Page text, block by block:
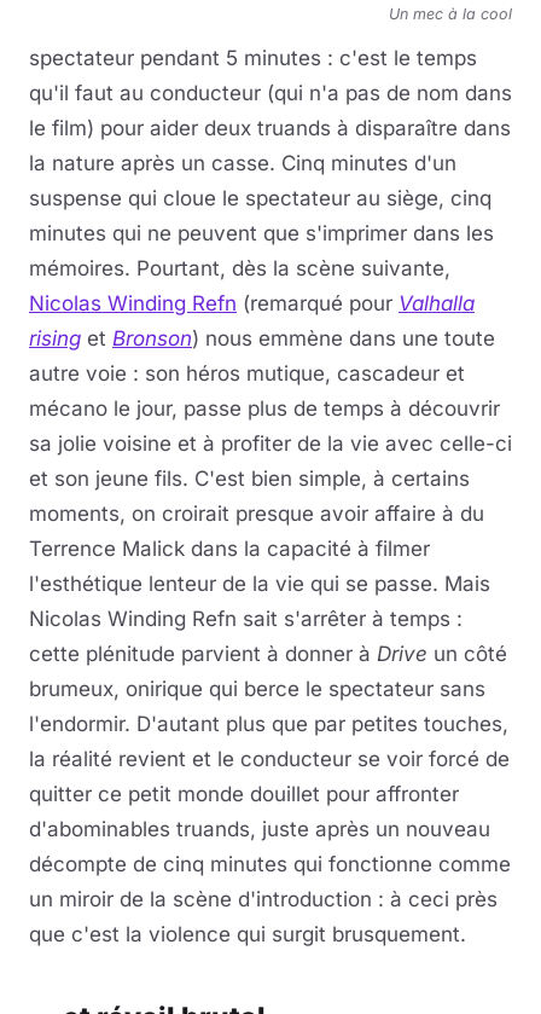
Un mec à la cool
spectateur pendant 5 minutes : c'est le temps
qu'il faut au conducteur (qui n'a pas de nom dans
le film) pour aider deux truands à disparaître dans
la nature après un casse. Cinq minutes d'un
suspense qui cloue le spectateur au siège, cinq
minutes qui ne peuvent que s'imprimer dans les
mémoires. Pourtant, dès la scène suivante,
Nicolas Winding Refn (remarqué pour Valhalla
rising et Bronson) nous emmène dans une toute
autre voie : son héros mutique, cascadeur et
mécano le jour, passe plus de temps à découvrir
sa jolie voisine et à profiter de la vie avec celle-ci
et son jeune fils. C'est bien simple, à certains
moments, on croirait presque avoir affaire à du
Terrence Malick dans la capacité à filmer
l'esthétique lenteur de la vie qui se passe. Mais
Nicolas Winding Refn sait s'arrêter à temps :
cette plénitude parvient à donner à Drive un côté
brumeux, onirique qui berce le spectateur sans
l'endormir. D'autant plus que par petites touches,
la réalité revient et le conducteur se voir forcé de
quitter ce petit monde douillet pour affronter
d'abominables truands, juste après un nouveau
décompte de cinq minutes qui fonctionne comme
un miroir de la scène d'introduction : à ceci près
que c'est la violence qui surgit brusquement.